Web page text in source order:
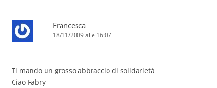
Francesca
18/11/2009 alle 16:07
Ti mando un grosso abbraccio di solidarietà
Ciao Fabry